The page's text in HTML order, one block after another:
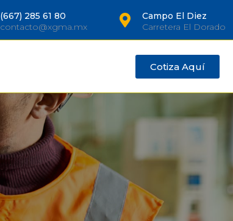
(667) 285 61 80
contacto@xgma.mx
Campo El Diez
Carretera El Dorado
Cotiza Aquí